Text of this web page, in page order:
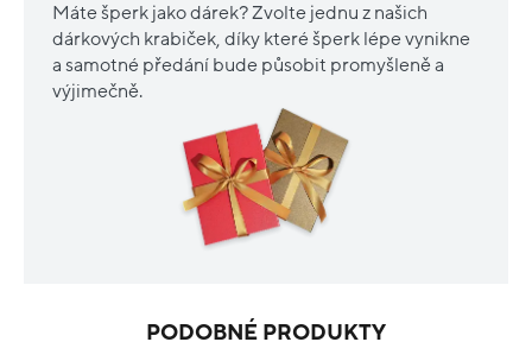
Máte šperk jako dárek? Zvolte jednu z našich
dárkových krabiček, díky které šperk lépe vynikne
a samotné předání bude působit promyšleně a
výjimečně.
PODOBNÉ PRODUKTY